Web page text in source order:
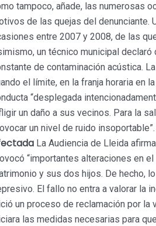
tampoco, añade, las numerosas
de las quejas del denunciante.
entre 2007 y 2008, de las
un técnico municipal
de contaminación acústica.
el límite, en la franja horaria en
“desplegada
un daño a sus vecinos. Para la
un nivel de ruido insoportable”.
La Audiencia de Lleida
“importantes alteraciones en
y sus dos hijos. De hecho,
El fallo no entra a valorar la
un proceso de reclamación por la
las medidas necesarias para